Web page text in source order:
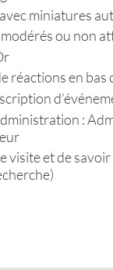
miniatures
ou non
réactions en
:
visite et de